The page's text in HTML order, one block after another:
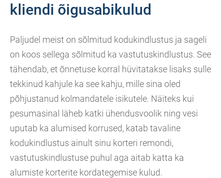
kliendi õigusabikulud
Paljudel meist on sõlmitud kodukindlustus ja sageli
on koos sellega sõlmitud ka vastutuskindlustus. See
tähendab, et õnnetuse korral hüvitatakse lisaks sulle
tekkinud kahjule ka see kahju, mille sina oled
põhjustanud kolmandatele isikutele. Näiteks kui
pesumasinal läheb katki ühendusvoolik ning vesi
uputab ka alumised korrused, katab tavaline
kodukindlustus ainult sinu korteri remondi,
vastutuskindlustuse puhul aga aitab katta ka
alumiste korterite kordategemise kulud.